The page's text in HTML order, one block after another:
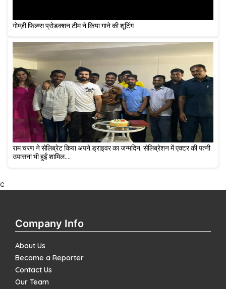
गोम्ज़ी फिल्म्स प्रोडक्शन टीम ने किया गाने की शूटिंग
राम चरण ने सेलिब्रेट किया अपने ड्राइवर का जन्मदिन, सेलिब्रेशन में एक्टर की पत्नी
उपासना भी हुईं शामिल....
c
Company Info
About Us
Become a Reporter
Contact Us
Our Team